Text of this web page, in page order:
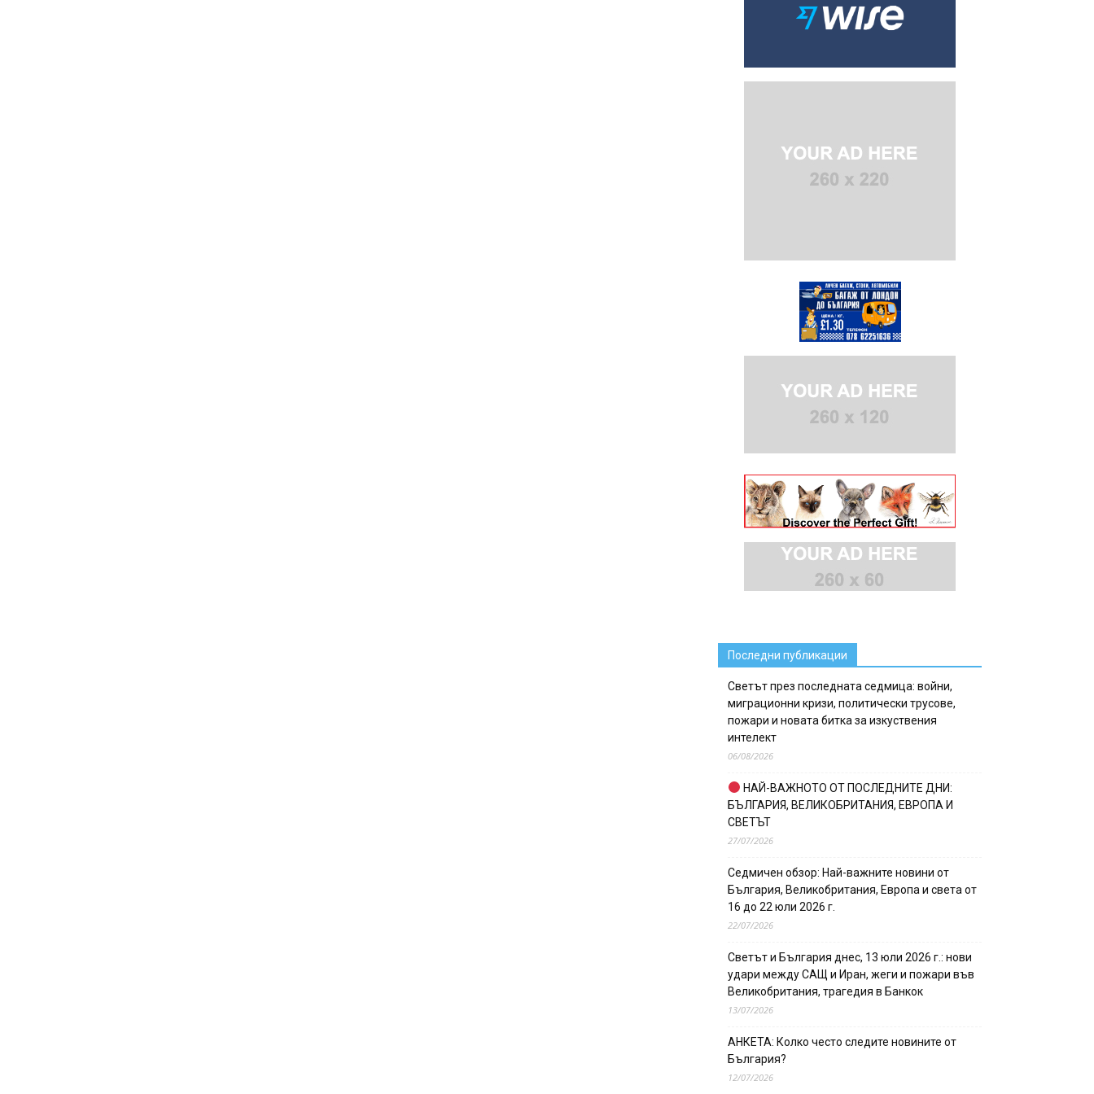
Последни публикации
Светът през последната седмица: войни,
миграционни кризи, политически трусове,
пожари и новата битка за изкуствения
интелект
06/08/2026
НАЙ-ВАЖНОТО ОТ ПОСЛЕДНИТЕ ДНИ:
БЪЛГАРИЯ, ВЕЛИКОБРИТАНИЯ, ЕВРОПА И
СВЕТЪТ
27/07/2026
Седмичен обзор: Най-важните новини от
България, Великобритания, Европа и света от
16 до 22 юли 2026 г.
22/07/2026
Светът и България днес, 13 юли 2026 г.: нови
удари между САЩ и Иран, жеги и пожари във
Великобритания, трагедия в Банкок
13/07/2026
АНКЕТА: Колко често следите новините от
България?
12/07/2026